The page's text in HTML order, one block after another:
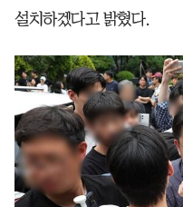
설치하겠다고 밝혔다.